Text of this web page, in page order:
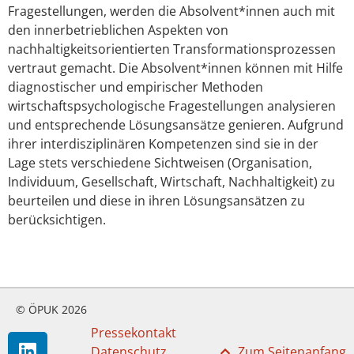
Fragestellungen, werden die Absolvent*innen auch mit
den innerbetrieblichen Aspekten von
nachhaltigkeitsorientierten Transformationsprozessen
vertraut gemacht. Die Absolvent*innen können mit Hilfe
diagnostischer und empirischer Methoden
wirtschaftspsychologische Fragestellungen analysieren
und entsprechende Lösungsansätze genieren. Aufgrund
ihrer interdisziplinären Kompetenzen sind sie in der
Lage stets verschiedene Sichtweisen (Organisation,
Individuum, Gesellschaft, Wirtschaft, Nachhaltigkeit) zu
beurteilen und diese in ihren Lösungsansätzen zu
berücksichtigen.
© ÖPUK 2026
Pressekontakt